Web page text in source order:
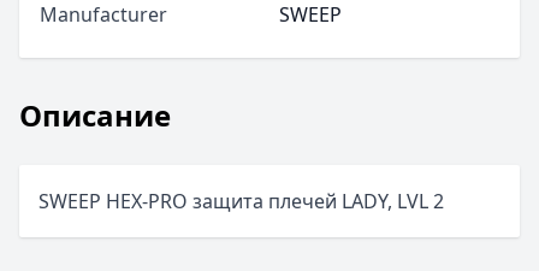
Описание
SWEEP HEX-PRO защита плечей LADY, LVL 2
Manufacturer
SWEEP